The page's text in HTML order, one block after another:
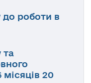
роботи в
та
місяців 20